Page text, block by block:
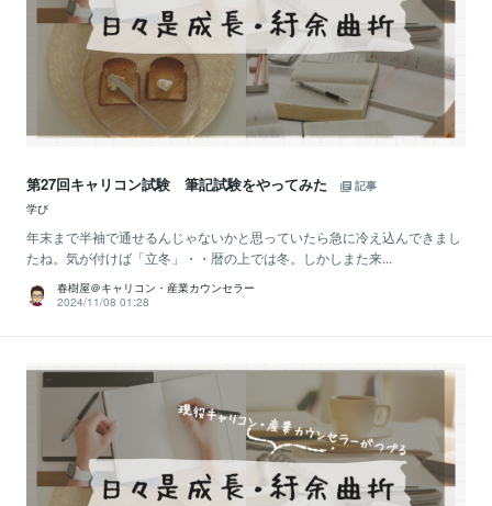
第27回キャリコン試験 筆記試験をやってみた
記事
学び
年末まで半袖で通せるんじゃないかと思っていたら急に冷え込んできまし
たね。気が付けば「立冬」・・暦の上では冬。しかしまた来...
春樹屋＠キャリコン・産業カウンセラー
2024/11/08 01:28